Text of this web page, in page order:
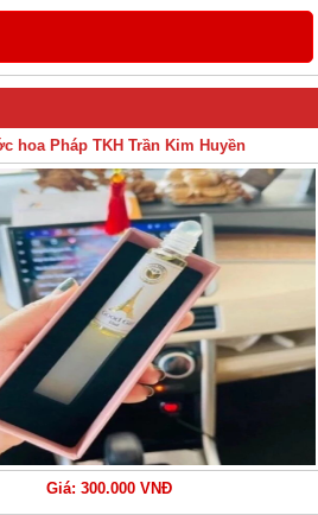
hoa Pháp TKH Trần Kim Huyền
Giá: 300.000 VNĐ